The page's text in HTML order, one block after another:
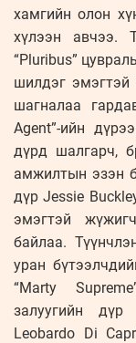
хамгийн олон
хүлээн авчээ.
“Pluribus”
шилдэг
шагналаа
Agent”-ийн
дүрд шалгарч,
амжилтын эзэн
дүр Jessie
эмэгтэй
байлаа.
уран
“Marty
залуугийн дүр
Leobardo Di